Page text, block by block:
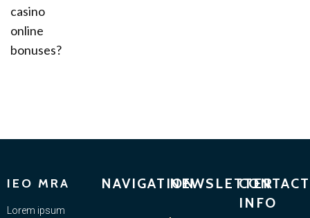
casino
online
bonuses?
IEO MRA
Lorem ipsum
NAVIGATIONNEWSLETTERCONTACT
INFO